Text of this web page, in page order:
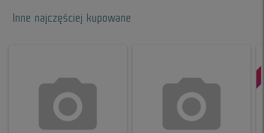
Inne najczęściej kupowane